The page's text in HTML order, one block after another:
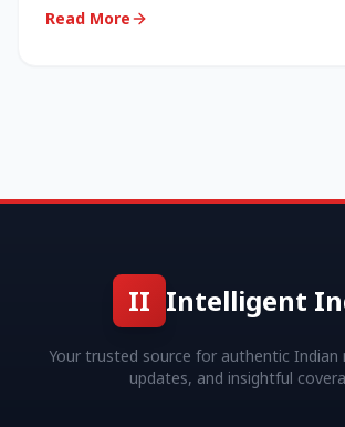
Read More
II Intelligent
Your trusted source for authentic Indian
updates, and insightful